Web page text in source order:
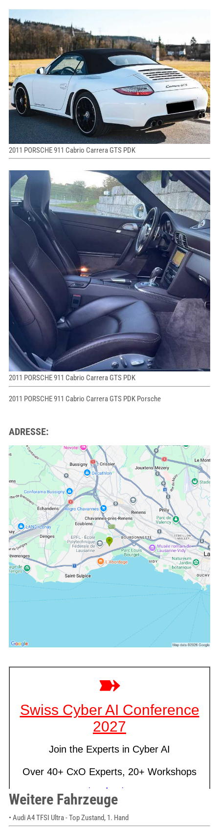
2011 PORSCHE 911 Cabrio Carrera GTS PDK
2011 PORSCHE 911 Cabrio Carrera GTS PDK
2011 PORSCHE 911 Cabrio Carrera GTS PDK Porsche
ADRESSE:
Weitere Fahrzeuge
• Audi A4 TFSI Ultra - Top Zustand, 1. Hand